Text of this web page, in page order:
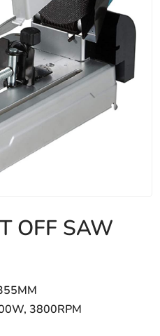
OFF SAW
3800RPM